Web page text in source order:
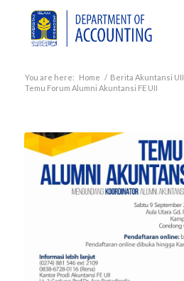
You are here: Home / Berita Akuntansi UII
Temu Forum Alumni Akuntansi FE UII